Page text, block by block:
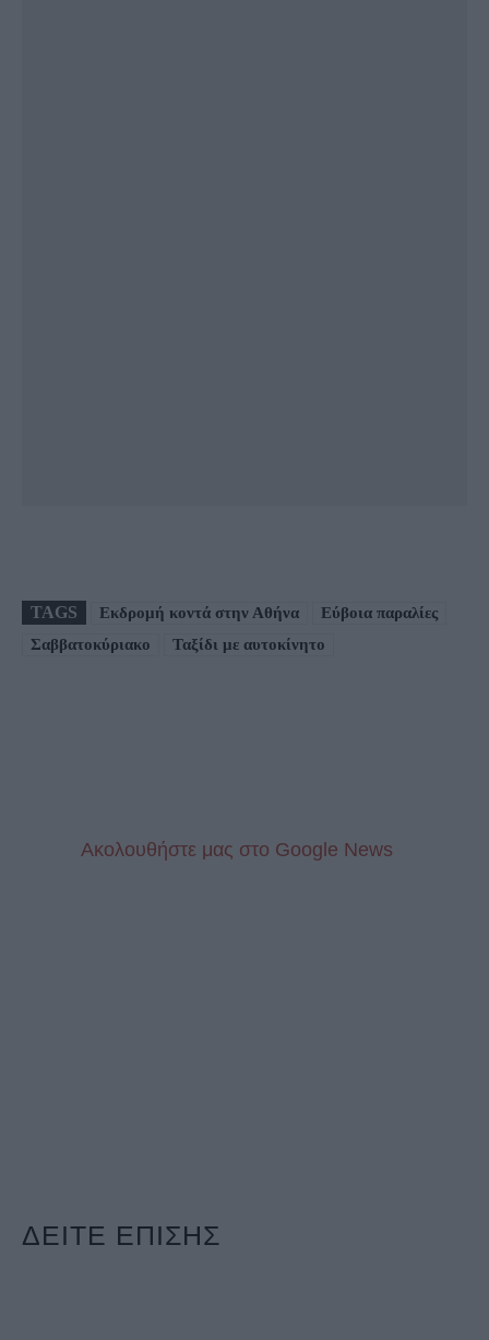
TAGS Εκδρομή κοντά στην Αθήνα
Εύβοια παραλίες
Σαββατοκύριακο
Ταξίδι με αυτοκίνητο
Aκολουθήστε μας στo Google News
ΔΕΙΤΕ ΕΠΙΣΗΣ